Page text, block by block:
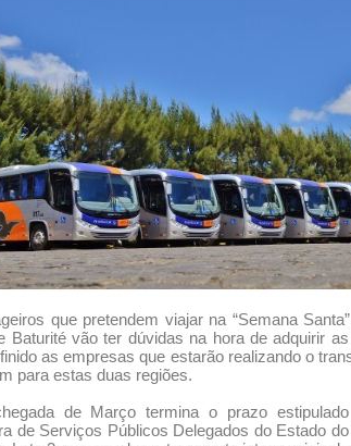
que pretendem viajar na “Semana
Baturité vão ter dúvidas na hora de adquirir
as empresas que estarão realizando o
para estas duas regiões.
de Março termina o prazo
de Serviços Públicos Delegados do Estado